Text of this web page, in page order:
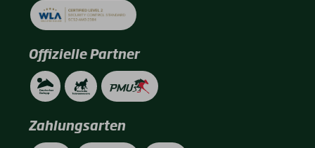
Offizielle Partner
Zahlungsarten